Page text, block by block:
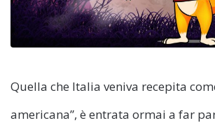
Quella che Italia veniva recepita
americana”, è entrata ormai a far